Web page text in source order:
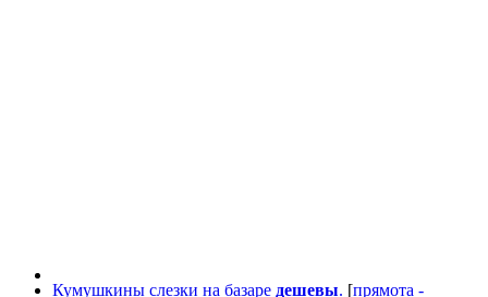
Кумушкины слезки на базаре дешевы. [прямота -